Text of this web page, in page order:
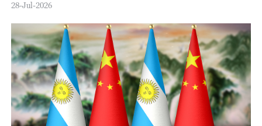
28-Jul-2026